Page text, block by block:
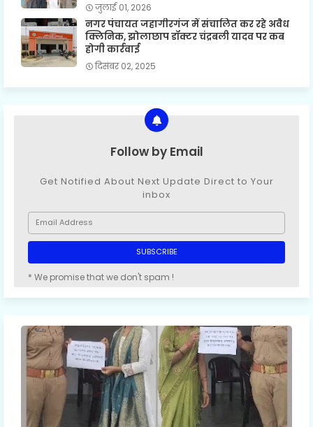
जुलाई 01, 2026
नगर पंचायत जहागीरगंज में संचालित कर रहे अवैध
क्लिनिक, झोलाछाप डॉक्टर चंद्रबली यादव पर कब
होगी कार्रवाई
दिसंबर 02, 2025
Follow by Email
Get Notified About Next Update Direct to Your
inbox
* We promise that we don't spam !